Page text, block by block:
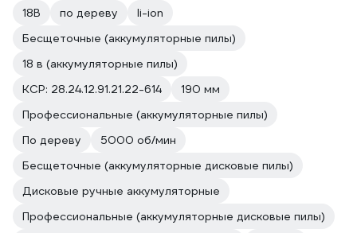
18В по дереву
li-ion
Бесщеточные (аккумуляторные пилы)
18 в (аккумуляторные пилы)
КСР: 28.24.12.91.21.22-614
190 мм
Профессиональные (аккумуляторные пилы)
По дереву
5000 об/мин
Бесщеточные (аккумуляторные дисковые пилы)
Дисковые ручные аккумуляторные
Профессиональные (аккумуляторные дисковые пилы)